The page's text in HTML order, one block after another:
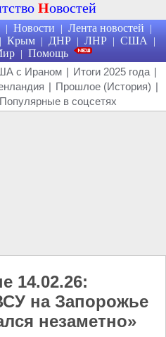
Новостей
| Новости | Лента новостей |
| Крым | ДНР | ЛНР | США |
| Помощь
с Ираном | Итоги 2025 года |
| Прошлое (История) |
Популярные в соцсетях
14.02.26:
на Запорожье
незаметно»